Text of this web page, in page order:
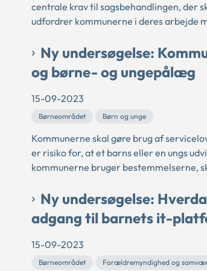
centrale krav til sagsbehandlingen, der
udfordrer kommunerne i deres arbejde
Ny undersøgelse:
og børne- og ungepålæg
15-09-2023
Børneområdet Børn og unge
Kommunerne skal gøre brug af
er risiko for, at et barns eller en ungs
kommunerne bruger bestemmelserne,
Ny undersøgelse:
adgang til barnets it-
15-09-2023
Børneområdet Forældremyndighed og